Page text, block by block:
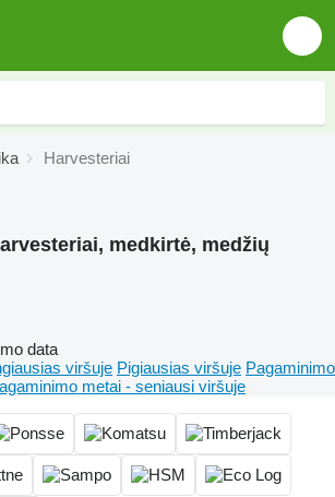
Harvesteriai
medkirtė, medžių
data
viršuje Pigiausias viršuje Pagaminimo
metai - seniausi viršuje